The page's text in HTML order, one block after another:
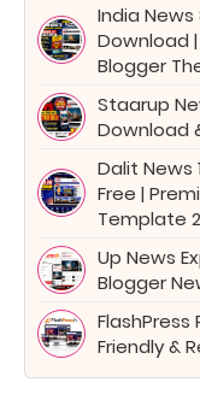
India News
Download
Blogger
Staarup
Download
Dalit News
Free |
Template
Up News
Blogger
FlashPress
Friendly &